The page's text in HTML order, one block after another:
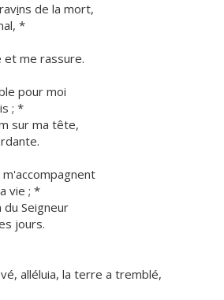
ins de la mort,
*
et me rassure.
pour moi
; *
sur ma tête,
m'accompagnent
vie ; *
du Seigneur
jours.
alléluia, la terre a tremblé,